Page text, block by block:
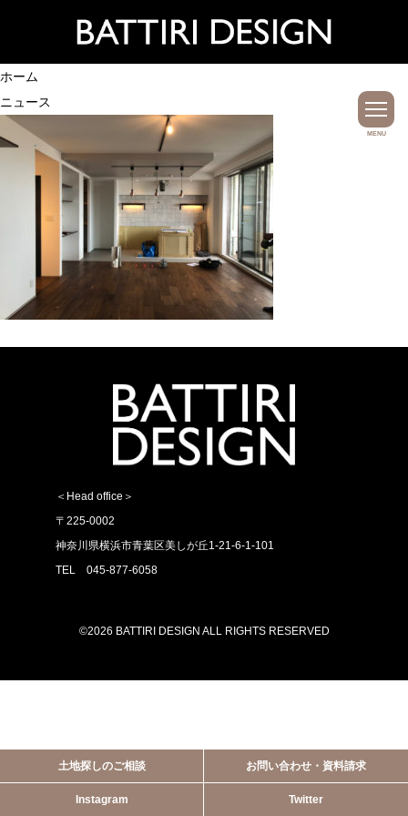
MENU
ホーム
ニュース
＜Head office＞
〒225-0002
神奈川県横浜市青葉区美しが丘1-21-6-1-101
TEL 045-877-6058
©2026 BATTIRI DESIGN ALL RIGHTS RESERVED
土地探しのご相談 お問い合わせ・資料請求
Instagram Twitter